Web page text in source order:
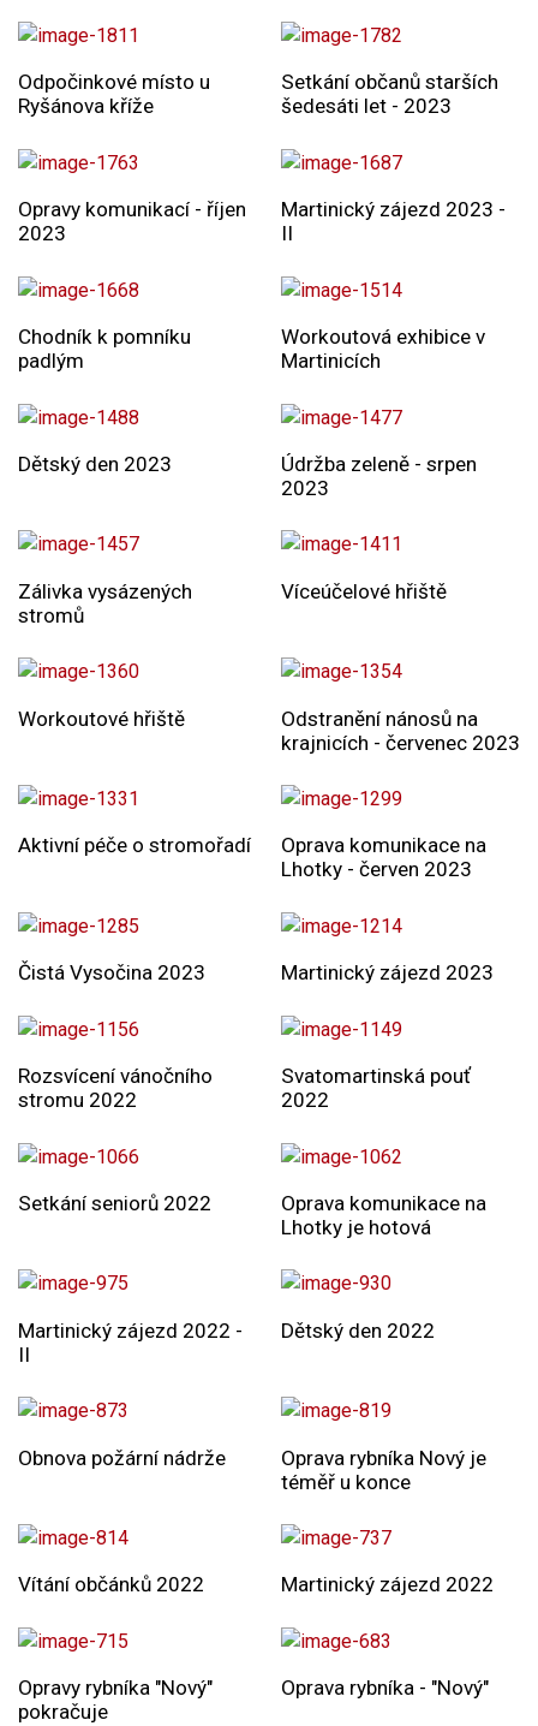
Odpočinkové místo u
Ryšánova kříže
Setkání občanů starších
šedesáti let - 2023
Opravy komunikací - říjen
2023
Martinický zájezd 2023 -
II
Chodník k pomníku
padlým
Workoutová exhibice v
Martinicích
Dětský den 2023
Údržba zeleně - srpen
2023
Zálivka vysázených
stromů
Víceúčelové hřiště
Workoutové hřiště
Odstranění nánosů na
krajnicích - červenec 2023
Aktivní péče o stromořadí
Oprava komunikace na
Lhotky - červen 2023
Čistá Vysočina 2023 Martinický zájezd 2023
Rozsvícení vánočního
stromu 2022
Svatomartinská pouť
2022
Setkání seniorů 2022
Oprava komunikace na
Lhotky je hotová
Martinický zájezd 2022 -
II
Dětský den 2022
Obnova požární nádrže
Oprava rybníka Nový je
téměř u konce
Vítání občánků 2022 Martinický zájezd 2022
Opravy rybníka "Nový"
pokračuje
Oprava rybníka - "Nový"